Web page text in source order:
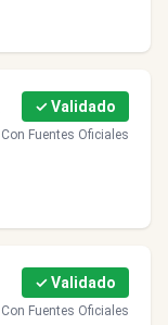
✓ Validado
Con Fuentes Oficiales
✓ Validado
Con Fuentes Oficiales